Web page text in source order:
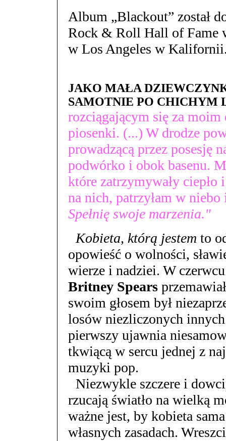
Album „Blackout” został
Rock & Roll Hall of Fame
w Los Angeles w
JAKO MAŁA
SAMOTNIE PO CHICHYM
rozciągającym się za
piosenki. (...) W drodze
prowadzącą przez posesję
podwórko i obok basenu.
które zatrzymywały ciepło
na nich, patrzyłam w
Spełnię swoje marzenia."
Kobieta, którą jestem to
opowieść o wolności,
wierze i nadziei. W czerwcu
Britney Spears
swoim głosem był
losów niezliczonych
pierwszy ujawnia
tkwiącą w sercu jednej z
muzyki pop.
Niezwykle szczere i
rzucają światło na wielką
ważne jest, by kobieta
własnych zasadach.